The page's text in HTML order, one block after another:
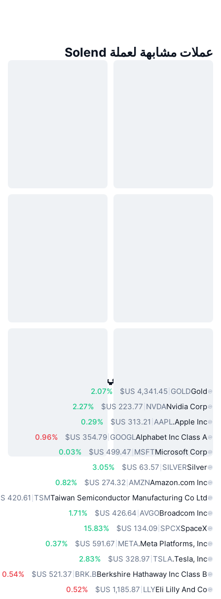
عملات مشابهة لعملة Solend
أصول العالم الحقيقي الشائعة
Gold
GOLD
2.07%
Nvidia Corp
NVDA
2.27%
Apple Inc.
AAPL
0.29%
Alphabet Inc Class A
GOOGL
‏354.79 US$
0.96%
Microsoft Corp
MSFT
0.03%
Silver
SILVER
3.05%
Amazon.com Inc
AMZN
0.82%
Taiwan Semiconductor Manufacturing Co Ltd
TSM
Broadcom Inc
AVGO
1.71%
SpaceX
SPCX
‏134.09 US$
15.83%
Meta Platforms, Inc.
META
0.37%
Tesla, Inc.
TSLA
2.83%
Berkshire Hathaway Inc Class B
BRK.B
0.54%
Eli Lilly And Co
LLY
0.52%